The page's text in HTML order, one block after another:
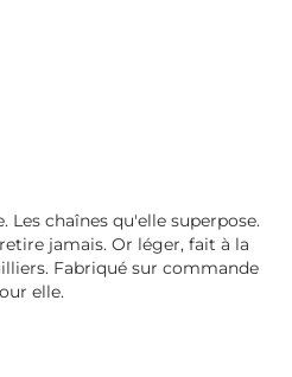
Les chaînes qu'elle superpose.
jamais. Or léger, fait à la
Fabriqué sur commande
elle.